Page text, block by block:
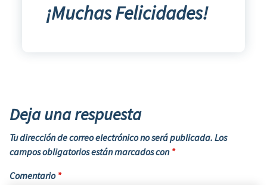
¡Muchas Felicidades!
Deja una respuesta
Tu dirección de correo electrónico no será publicada. Los
campos obligatorios están marcados con *
Comentario *